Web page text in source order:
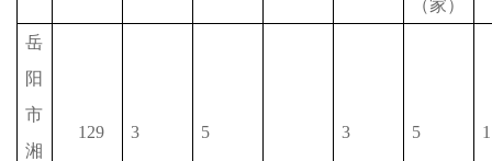
（家）
岳
阳
市
湘
129 3 5 3 5 1